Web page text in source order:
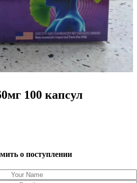
100 капсул
о поступлении